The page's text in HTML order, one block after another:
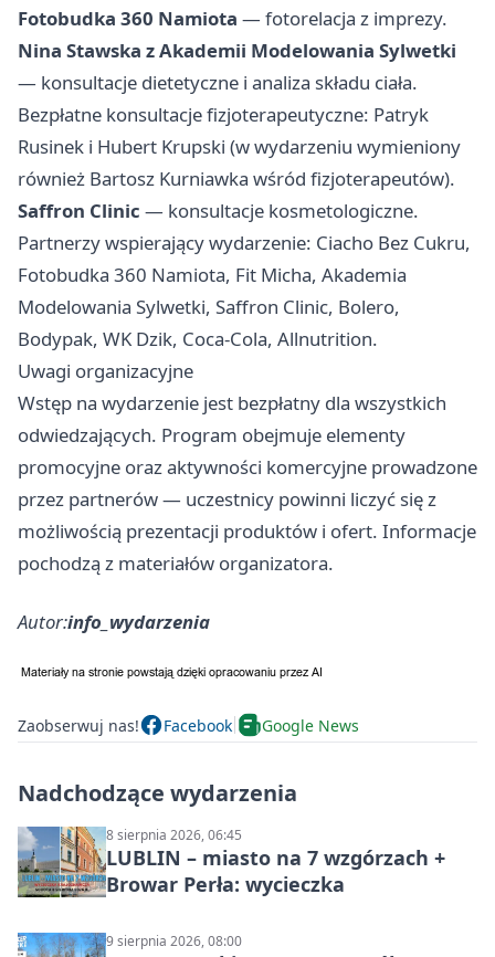
Fotobudka 360 Namiota — fotorelacja z imprezy.
Nina Stawska z Akademii Modelowania Sylwetki
— konsultacje dietetyczne i analiza składu ciała.
Bezpłatne konsultacje fizjoterapeutyczne: Patryk
Rusinek i Hubert Krupski (w wydarzeniu wymieniony
również Bartosz Kurniawka wśród fizjoterapeutów).
Saffron Clinic — konsultacje kosmetologiczne.
Partnerzy wspierający wydarzenie: Ciacho Bez Cukru,
Fotobudka 360 Namiota, Fit Micha, Akademia
Modelowania Sylwetki, Saffron Clinic, Bolero,
Bodypak, WK Dzik, Coca‑Cola, Allnutrition.
Uwagi organizacyjne
Wstęp na wydarzenie jest bezpłatny dla wszystkich
odwiedzających. Program obejmuje elementy
promocyjne oraz aktywności komercyjne prowadzone
przez partnerów — uczestnicy powinni liczyć się z
możliwością prezentacji produktów i ofert. Informacje
pochodzą z materiałów organizatora.
Autor:info_wydarzenia
Zaobserwuj nas! Facebook Google News
Nadchodzące wydarzenia
8 sierpnia 2026, 06:45
LUBLIN – miasto na 7 wzgórzach +
Browar Perła: wycieczka
9 sierpnia 2026, 08:00